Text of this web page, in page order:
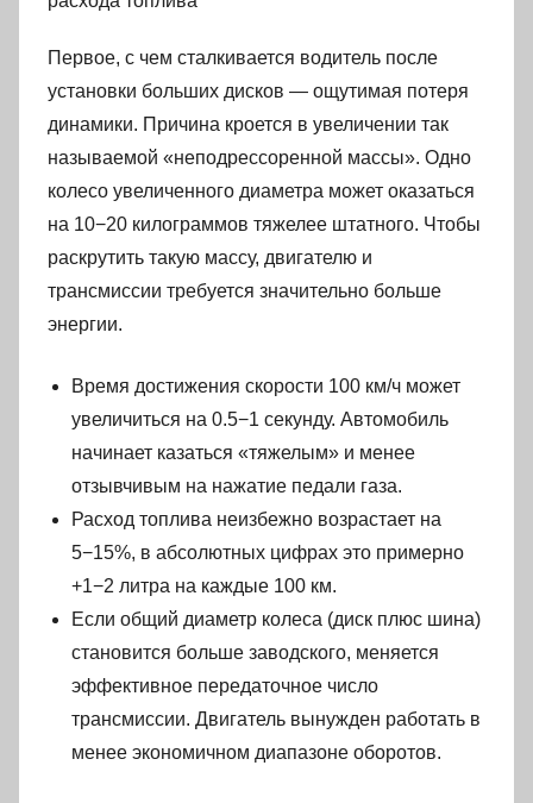
Первое, с чем сталкивается водитель после
установки больших дисков — ощутимая потеря
динамики. Причина кроется в увеличении так
называемой «неподрессоренной массы». Одно
колесо увеличенного диаметра может оказаться
на 10−20 килограммов тяжелее штатного. Чтобы
раскрутить такую массу, двигателю и
трансмиссии требуется значительно больше
энергии.
Время достижения скорости 100 км/ч может
увеличиться на 0.5−1 секунду. Автомобиль
начинает казаться «тяжелым» и менее
отзывчивым на нажатие педали газа.
Расход топлива неизбежно возрастает на
5−15%, в абсолютных цифрах это примерно
+1−2 литра на каждые 100 км.
Если общий диаметр колеса (диск плюс шина)
становится больше заводского, меняется
эффективное передаточное число
трансмиссии. Двигатель вынужден работать в
менее экономичном диапазоне оборотов.